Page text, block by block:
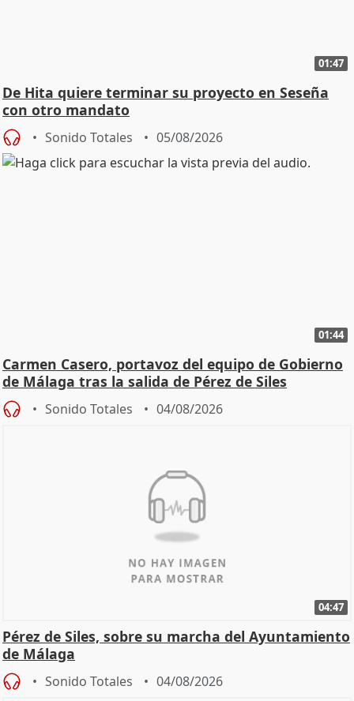
01:47
De Hita quiere terminar su proyecto en Seseña
con otro mandato
Sonido Totales 05/08/2026
01:44
Carmen Casero, portavoz del equipo de Gobierno
de Málaga tras la salida de Pérez de Siles
Sonido Totales 04/08/2026
04:47
Pérez de Siles, sobre su marcha del Ayuntamiento
de Málaga
Sonido Totales 04/08/2026